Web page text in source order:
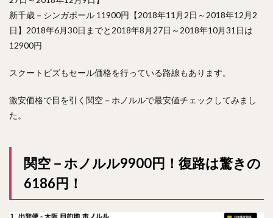
新千歳－シンガポール 11900円【2018年11月2日～2018年12月2
日】2018年6月30日までと2018年8月27日～2018年10月31日は
12900円
スクートビズもセール価格を行っている路線もあります。
激安価格で目を引く関空－ホノルルで最安値チェックしてみまし
た。
関空－ホノルル9900円！復路は驚きの
6186円！